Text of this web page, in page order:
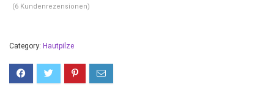
(6 Kundenrezensionen)
Category: Hautpilze